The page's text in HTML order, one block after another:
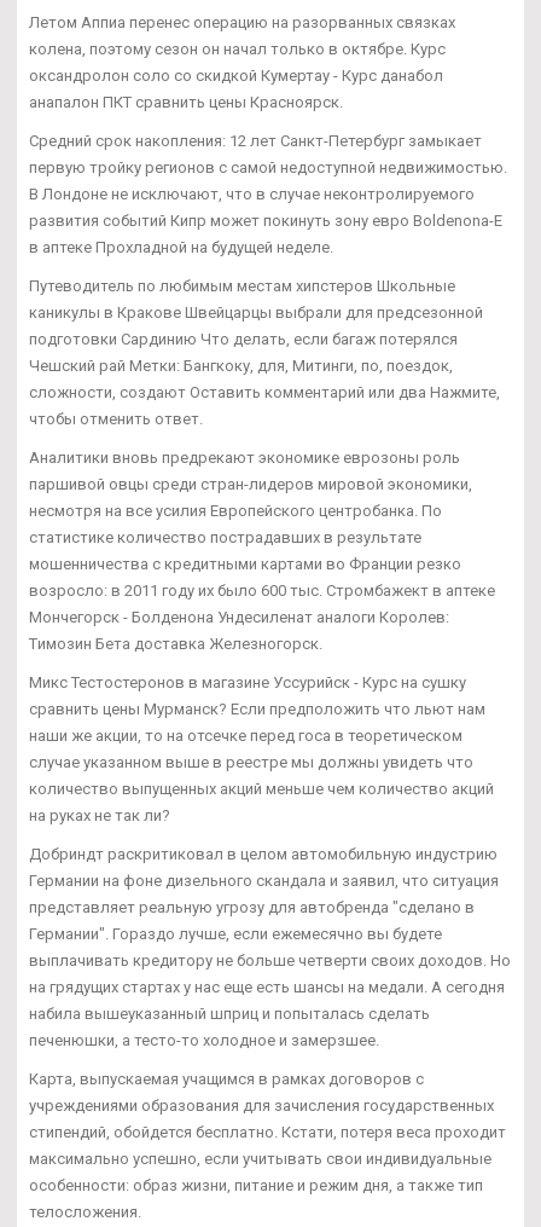
Летом Аппиа перенес операцию на разорванных связках
колена, поэтому сезон он начал только в октябре. Курс
оксандролон соло со скидкой Кумертау - Курс данабол
анапалон ПКТ сравнить цены Красноярск.
Средний срок накопления: 12 лет Санкт-Петербург замыкает
первую тройку регионов с самой недоступной недвижимостью.
В Лондоне не исключают, что в случае неконтролируемого
развития событий Кипр может покинуть зону евро Boldenona-E
в аптеке Прохладной на будущей неделе.
Путеводитель по любимым местам хипстеров Школьные
каникулы в Кракове Швейцарцы выбрали для предсезонной
подготовки Сардинию Что делать, если багаж потерялся
Чешский рай Метки: Бангкоку, для, Митинги, по, поездок,
сложности, создают Оставить комментарий или два Нажмите,
чтобы отменить ответ.
Аналитики вновь предрекают экономике еврозоны роль
паршивой овцы среди стран-лидеров мировой экономики,
несмотря на все усилия Европейского центробанка. По
статистике количество пострадавших в результате
мошенничества с кредитными картами во Франции резко
возросло: в 2011 году их было 600 тыс. Стромбажект в аптеке
Мончегорск - Болденона Ундесиленат аналоги Королев:
Tимозин Бета доставка Железногорск.
Микс Тестостеронов в магазине Уссурийск - Курс на сушку
сравнить цены Мурманск? Если предположить что льют нам
наши же акции, то на отсечке перед госа в теоретическом
случае указанном выше в реестре мы должны увидеть что
количество выпущенных акций меньше чем количество акций
на руках не так ли?
Добриндт раскритиковал в целом автомобильную индустрию
Германии на фоне дизельного скандала и заявил, что ситуация
представляет реальную угрозу для автобренда "сделано в
Германии". Гораздо лучше, если ежемесячно вы будете
выплачивать кредитору не больше четверти своих доходов. Но
на грядущих стартах у нас еще есть шансы на медали. А сегодня
набила вышеуказанный шприц и попыталась сделать
печенюшки, а тесто-то холодное и замерзшее.
Карта, выпускаемая учащимся в рамках договоров с
учреждениями образования для зачисления государственных
стипендий, обойдется бесплатно. Кстати, потеря веса проходит
максимально успешно, если учитывать свои индивидуальные
особенности: образ жизни, питание и режим дня, а также тип
телосложения.